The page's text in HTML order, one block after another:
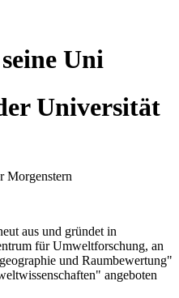
Uni
Universität
Morgenstern
aus und gründet in
für Umweltforschung, an
und Raumbewertung"
angeboten